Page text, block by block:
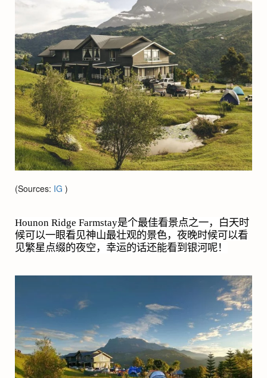
(Sources: IG )
Hounon Ridge Farmstay是个最佳看景点之一，白天时
候可以一眼看见神山最壮观的景色，夜晚时候可以看
见繁星点缀的夜空，幸运的话还能看到银河呢！